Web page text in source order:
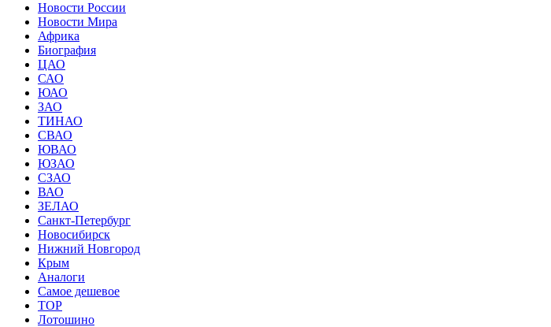
Новости России
Новости Мира
Африка
Биография
ЦАО
САО
ЮАО
ЗАО
ТИНАО
СВАО
ЮВАО
ЮЗАО
СЗАО
ВАО
ЗЕЛАО
Санкт-Петербург
Новосибирск
Нижний Новгород
Крым
Аналоги
Самое дешевое
TOP
Лотошино